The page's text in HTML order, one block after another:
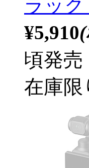
ラッ
¥5,910
頃発売
在庫限